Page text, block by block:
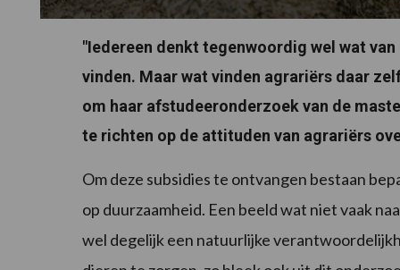
"Iedereen denkt tegenwoordig wel wat
vinden. Maar wat vinden agrariërs daar
om haar afstudeeronderzoek van de
te richten op de attituden van agrariërs
Om deze subsidies te ontvangen bestaan
op duurzaamheid. Een beeld wat niet vaak
wel degelijk een natuurlijke